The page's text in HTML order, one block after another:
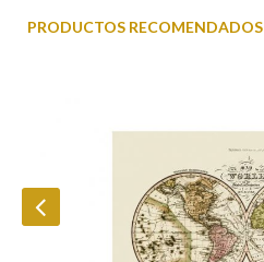
PRODUCTOS RECOMENDADOS